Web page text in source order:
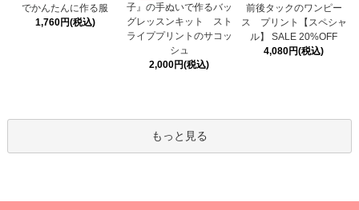
でかんたんに作る服
1,760円(税込)
子』の手ぬいで作るバッ
グレッスンキット スト
ライププリントのサコッ
シュ
2,000円(税込)
前後タックのワンピー
ス プリント【スペシャ
ル】 SALE 20%OFF
4,080円(税込)
もっと見る